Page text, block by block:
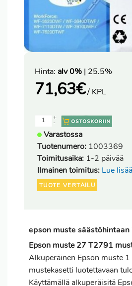
Hinta: alv 0% | 25.5%
71,63€/ KPL
-
+
Varastossa
Tuotenumero: 1003369
Toimitusaika: 1-2 päivää
Ilmainen toimitus: Lue lisää
TUOTE VERTAILU
epson muste
Epson muste 27 T2791
Alkuperäinen Epson muste
mustekasetti luotettavaan
Käyttämällä alkuperäisitä